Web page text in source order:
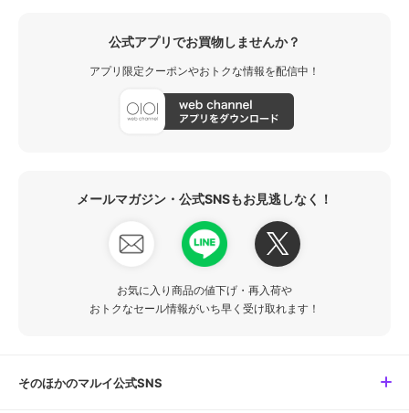
公式アプリでお買物しませんか？
アプリ限定クーポンやおトクな情報を配信中！
メールマガジン・公式SNSもお見逃しなく！
お気に入り商品の値下げ・再入荷や
おトクなセール情報がいち早く受け取れます！
そのほかのマルイ公式SNS